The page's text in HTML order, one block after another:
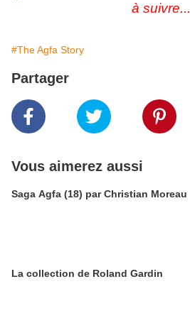
à suivre...
#The Agfa Story
Partager
Vous aimerez aussi
Saga Agfa (18) par Christian Moreau
La collection de Roland Gardin